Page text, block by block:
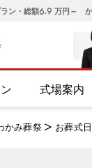
ラン・総額6.9 万円～
式場案内
かみ葬祭 > お葬式